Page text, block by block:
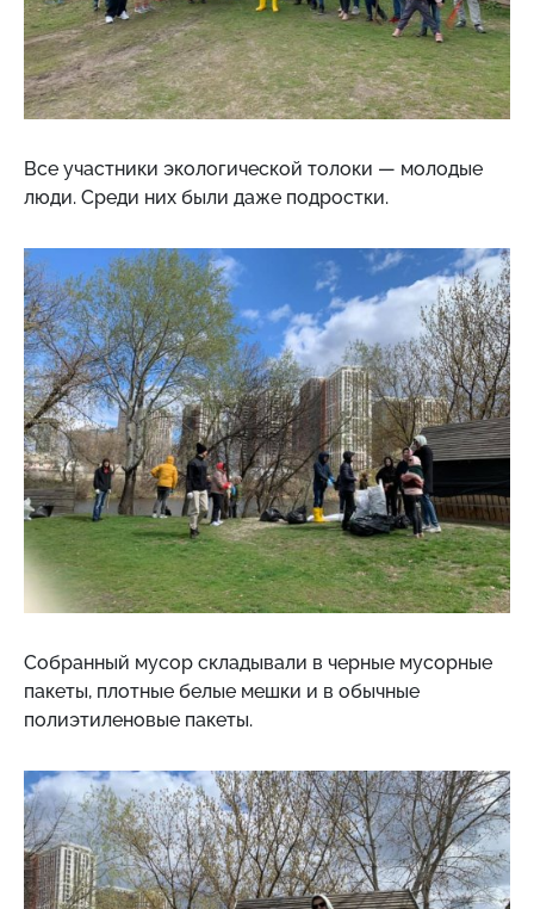
Все участники экологической толоки — молодые
люди. Среди них были даже подростки.
Собранный мусор складывали в черные мусорные
пакеты, плотные белые мешки и в обычные
полиэтиленовые пакеты.